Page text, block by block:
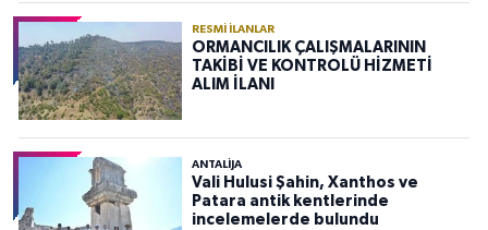
RESMI İLANLAR
ORMANCILIK ÇALIŞMALARININ
TAKİBİ VE KONTROLÜ HİZMETİ
ALIM İLANI
ANTALIJA
Vali Hulusi Şahin, Xanthos ve
Patara antik kentlerinde
incelemelerde bulundu